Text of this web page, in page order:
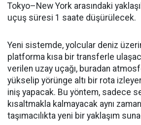
Tokyo–New York arasındaki
uçuş süresi 1 saate düşürülecek.
Yeni sistemde, yolcular deniz
platforma kısa bir transferle
verilen uzay uçağı, buradan
yükselip yörünge altı bir rota
iniş yapacak. Bu yöntem, sadece
kısaltmakla kalmayacak aynı
taşımacılıkta yeni bir yaklaşım